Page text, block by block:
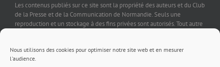
Nous utilisons des cookies pour optimiser notre site web et en mesurer
l'audience.
Les contenus publiés sur ce site sont la propriété des auteurs et du Club
de la Presse et de la Communication de Normandie. Seuls une
reproduction et un stockage à des fins privées sont autorisés. Tout autre